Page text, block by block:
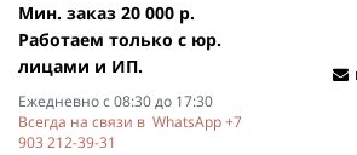
Мин. заказ 20 000 р.
Работаем только с юр.
лицами и ИП.
Ежедневно с 08:30 до 17:30
Всегда на связи в WhatsApp +7
903 212-39-31